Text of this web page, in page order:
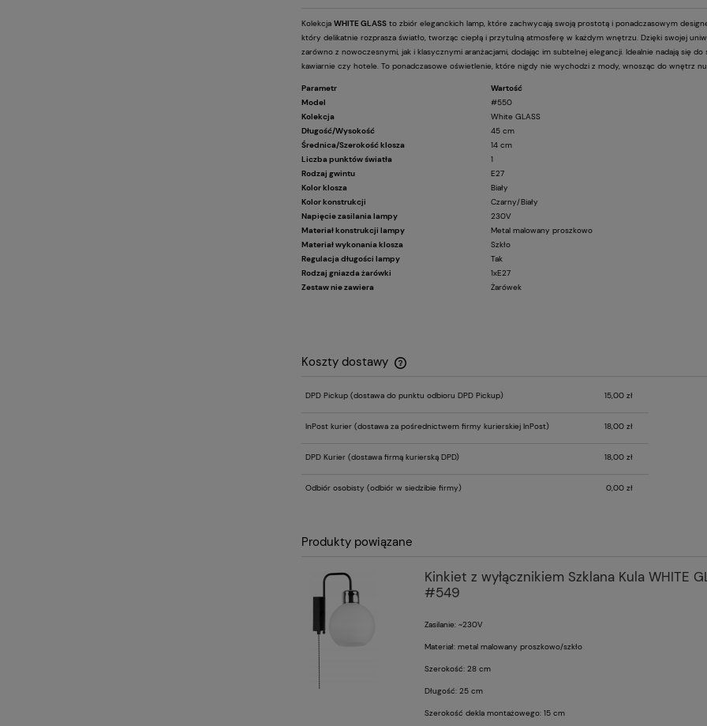
Kolekcja WHITE GLASS to zbiór eleganckich lamp, które zachwycają swoją prostotą i ponadczasowym
który delikatnie rozprasza światło, tworząc ciepłą i przytulną atmosferę w każdym wnętrzu. Dzięki swojej
zarówno z nowoczesnymi, jak i klasycznymi aranżacjami, dodając im subtelnej elegancji. Idealnie nadają się
kawiarnie czy hotele. To ponadczasowe oświetlenie, które nigdy nie wychodzi z mody, wnosząc do wnętrz
Parametr
Wartość
Model
#550
Kolekcja
White GLASS
Długość/Wysokość
45 cm
Średnica/Szerokość klosza
14 cm
Liczba punktów światła
1
Rodzaj gwintu
E27
Kolor klosza
Biały
Kolor konstrukcji
Czarny/Biały
Napięcie zasilania lampy
230V
Materiał konstrukcji lampy
Metal malowany proszkowo
Materiał wykonania klosza
Szkło
Regulacja długości lampy
Tak
Rodzaj gniazda żarówki
1xE27
Zestaw nie zawiera
Żarówek
Koszty dostawy
Cena nie zawiera ewentualnych kosztów
DPD Pickup (dostawa do punktu odbioru DPD Pickup) 15,00 zł
InPost kurier (dostawa za pośrednictwem firmy kurierskiej InPost) 18,00 zł
DPD Kurier (dostawa firmą kurierską DPD) 18,00 zł
Odbiór osobisty (odbiór w siedzibie firmy) 0,00 zł
Produkty powiązane
Kinkiet z wyłącznikiem Szklana Kula WHITE
#549
Zasilanie: ~230V
Materiał: metal malowany proszkowo/szkło
Szerokość: 28 cm
Długość: 25 cm
Szerokość dekla montażowego: 15 cm